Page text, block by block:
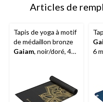
Articles de
Tapis de yoga à motif
de médaillon bronze
Gaiam, noir/doré, 4
6